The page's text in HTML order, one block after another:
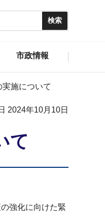
市政情報
施について
2024年10月10日
て
強化に向けた緊